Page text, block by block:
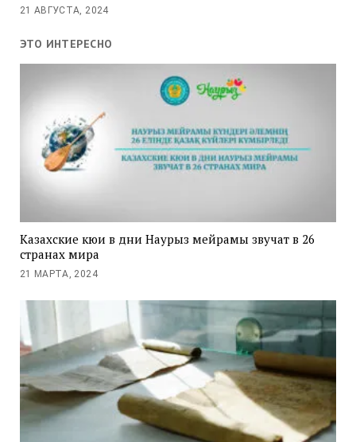
21 АВГУСТА, 2024
ЭТО ИНТЕРЕСНО
Казахские кюи в дни Наурыз мейрамы звучат в 26
странах мира
21 МАРТА, 2024